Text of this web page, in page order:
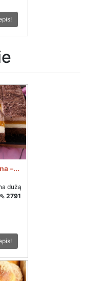
–...
dużą
⇖ 2791